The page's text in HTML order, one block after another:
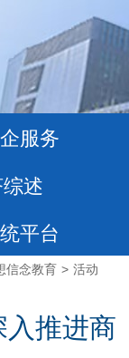
服务
述
平台
信念教育 > 活动
推进商